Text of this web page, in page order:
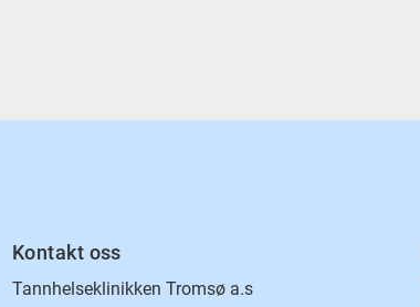
Kontakt oss
Tannhelseklinikken Tromsø a.s